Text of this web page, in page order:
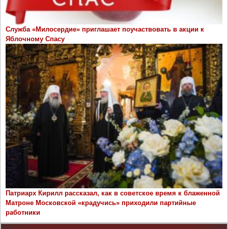
Служба «Милосердие» приглашает поучаствовать в акции к
Яблочному Спасу
Патриарх Кирилл рассказал, как в советское время к блаженной
Матроне Московской «крадучись» приходили партийные
работники